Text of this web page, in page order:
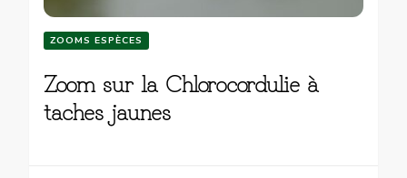
ZOOMS ESPÈCES
Zoom sur la Chlorocordulie à
taches jaunes